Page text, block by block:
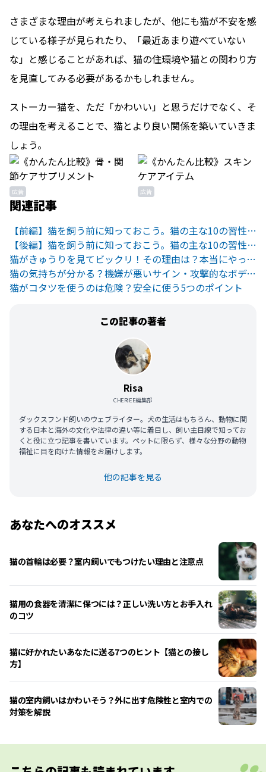
さまざまな理由が考えられましたが、他にも猫が不安を感
じている様子が見られたり、「最近あまり遊べていない
な」と感じることがあれば、猫の住環境や猫との関わり方
を見直してみる必要があるかもしれません。
ストーカー猫を、ただ「かわいい」と思うだけでなく、そ
の理由を考えることで、猫とより良い関係を築いていきま
しょう。
広告 広告
関連記事
【前編】猫を飼う前に知っておこう。猫の主な10の習性を紹介
【後編】猫を飼う前に知っておこう。猫の主な10の習性を紹介
猫がきゅうりを見てビックリ！その理由は？本当にやっていいの?
猫の気持ちが分かる？機嫌が悪いサイン・攻撃的なボディランゲージ
猫がコタツを使うのは危険？安全に使う5つのポイント
この記事の著者
Risa
CHERIEE編集部
ダックスフンド飼いのウェブライター。犬の生活はもちろん、動物に関
する日本と海外の文化や法律の違い等に着目し、飼い主目線で知ってお
くと役に立つ記事を書いています。ペットに限らず、様々な分野の動物
福祉に目を向けた情報をお届けします。
他の記事を見る
あなたへのオススメ
猫の首輪は必要？室内飼いでもつけたい理由と注意点
猫用の食器を清潔に保つには？正しい洗い方とお手入れ
のコツ
猫に好かれたいあなたに送る7つのヒント【猫との接し
方】
猫の室内飼いはかわいそう？外に出す危険性と室内での
対策を解説